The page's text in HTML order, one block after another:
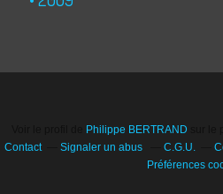
Philippe BERTRAND
Contact
Signaler un abus C.G.U.
Préférences